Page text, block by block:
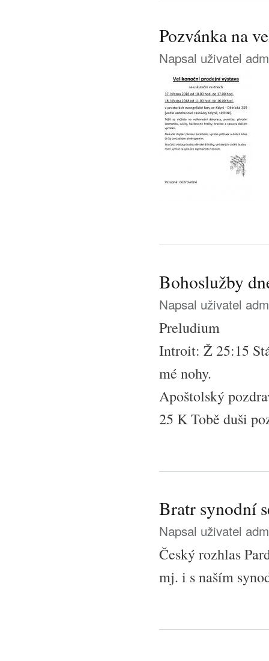
Pozvánka na
Napsal uživatel
Bohoslužby
Napsal uživatel
Preludium
Introit: Ž 25:15
mé nohy.
Apoštolský
25 K Tobě duši
Bratr synodní
Napsal uživatel
Český rozhlas
mj. i s naším